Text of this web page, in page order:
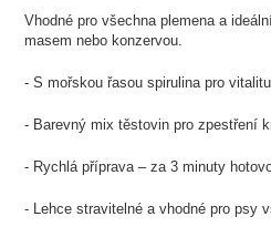
Vhodné pro všechna plemena a
masem nebo konzervou.
- S mořskou řasou spirulina pro vitalitu
- Barevný mix těstovin pro zpestření
- Rychlá příprava – za 3 minuty
- Lehce stravitelné a vhodné pro psy